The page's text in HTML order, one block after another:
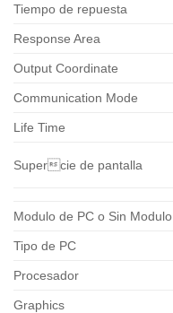
Tiempo de repuesta
Response Area
Output Coordinate
Communication Mode
Life Time
Supercie de pantalla
Modulo de PC o Sin Modulo
Tipo de PC
Procesador
Graphics